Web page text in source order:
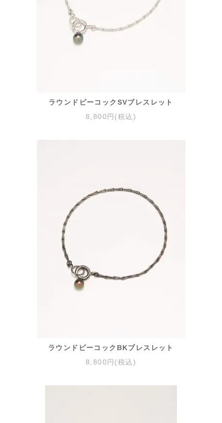
ラウンドピーコックSVブレスレット
8,800円(税込)
ラウンドピーコックBKブレスレット
8,800円(税込)